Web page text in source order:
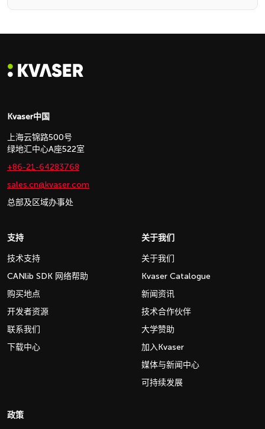
Kvaser中国
上海云锦路500号
绿地汇中心A座522室
+86-21-64283768
sales.cn@kvaser.com
总部及区域办事处
支持
技术支持
CANlib SDK 网络帮助
购买地点
开发者资源
联系我们
下载中心
关于我们
关于我们
Kvaser Catalogue
新闻资讯
技术合作伙伴
大学赞助
加入Kvaser
媒体与新闻中心
可持续发展
政策